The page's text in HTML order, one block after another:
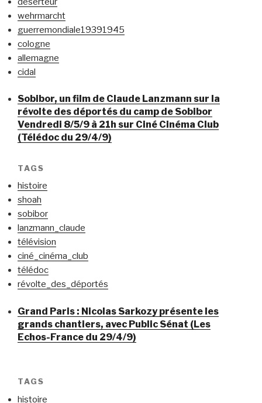
wehrmarcht
guerremondiale19391945
cologne
allemagne
cidal
Sobibor, un film de Claude Lanzmann sur la
révolte des déportés du camp de Sobibor
Vendredi 8/5/9 à 21h sur Ciné Cinéma Club
(Télédoc du 29/4/9)
TAGS
histoire
shoah
sobibor
lanzmann_claude
télévision
ciné_cinéma_club
télédoc
révolte_des_déportés
Grand Paris : Nicolas Sarkozy présente les
grands chantiers, avec Public Sénat (Les
Echos-France du 29/4/9)
TAGS
histoire